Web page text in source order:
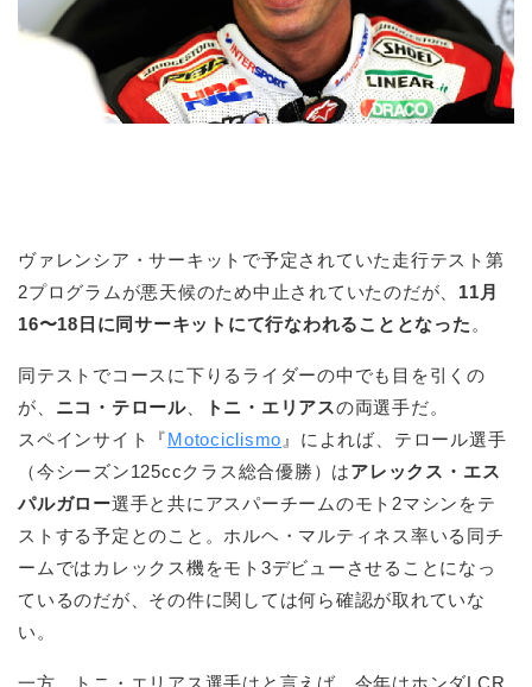
ヴァレンシア・サーキットで予定されていた走行テスト第
2プログラムが悪天候のため中止されていたのだが、 11月
16〜18日に同サーキットにて行なわれることとなった 。
同テストでコースに下りるライダーの中でも目を引くの
が、 ニコ・テロール、 トニ・エリアスの両選手だ。
スペインサイト『Motociclismo 』によれば、テロール選手
（今シーズン125ccクラス総合優勝）はアレックス・エス
パルガロー選手と共にアスパーチームのモト2マシンをテ
ストする予定とのこと。ホルヘ・マルティネス率いる同チ
ームではカレックス機をモト3デビューさせることになっ
ているのだが、その件に関しては何ら確認が取れていな
い。